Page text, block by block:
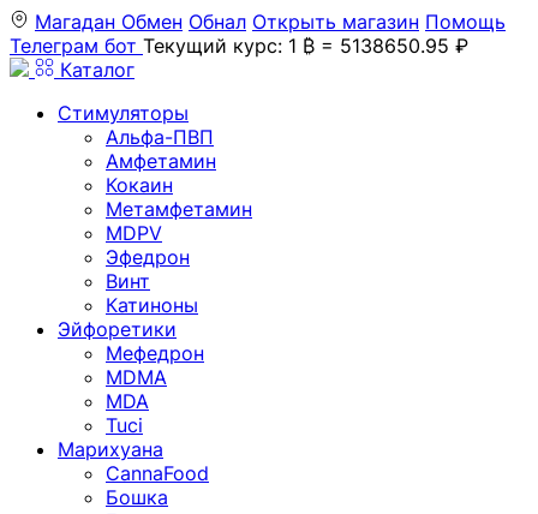
Магадан Обмен Обнал Открыть магазин Помощь
Телеграм бот Текущий курс: 1 ₿ = 5138650.95 ₽
Каталог
Стимуляторы
Альфа-ПВП
Амфетамин
Кокаин
Метамфетамин
MDPV
Эфедрон
Винт
Катиноны
Эйфоретики
Мефедрон
MDMA
MDA
Tuci
Марихуана
CannaFood
Бошка